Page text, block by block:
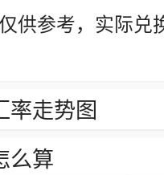
供参考，实际
率走势图
么算